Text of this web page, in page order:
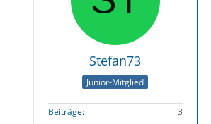
Stefan73
Junior-Mitglied
Beiträge
3